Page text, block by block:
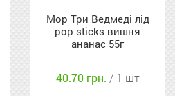
Мор Три Ведмеді лід
pop sticks вишня
ананас 55г
40.70 грн. / 1 шт